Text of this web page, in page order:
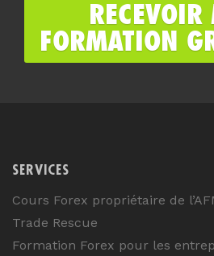
SERVICES
Cours Forex propriétaire de
Trade Rescue
Formation Forex pour les